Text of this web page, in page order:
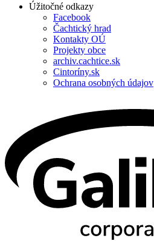
Úžitočné odkazy
Facebook
Čachtický hrad
Kontakty OÚ
Projekty obce
archiv.cachtice.sk
Cintoríny.sk
Ochrana osobných údajov